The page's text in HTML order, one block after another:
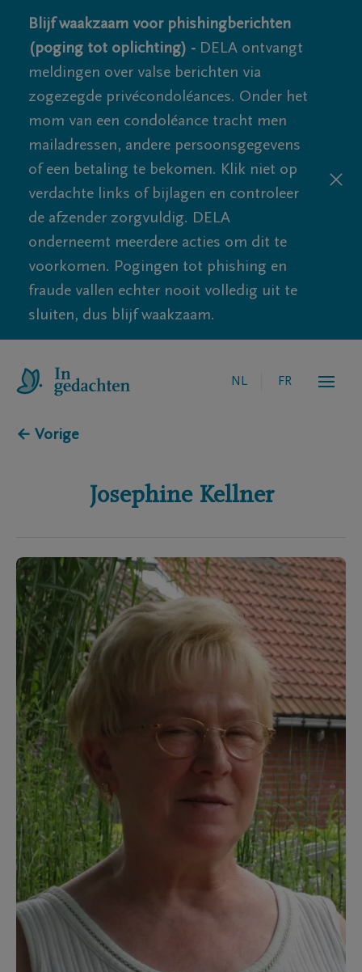
Blijf waakzaam voor phishingberichten
(poging tot oplichting) - DELA ontvangt
meldingen over valse berichten via
zogezegde privécondoléances. Onder het
mom van een condoléance tracht men
mailadressen, andere persoonsgegevens
of een betaling te bekomen. Klik niet op
verdachte links of bijlagen en controleer
de afzender zorgvuldig. DELA
onderneemt meerdere acties om dit te
voorkomen. Pogingen tot phishing en
fraude vallen echter nooit volledig uit te
sluiten, dus blijf waakzaam.
NL FR
← Vorige
Josephine Kellner